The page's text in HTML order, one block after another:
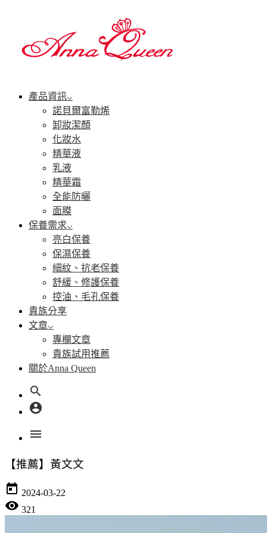
產品資訊
諾貝爾富勒烯
卸妝潔顏
化妝水
精華液
乳液
精華霜
全能防曬
面膜
保養需求
亮白保養
保濕保養
細紋、抗老保養
舒緩、修護保養
控油、毛孔保養
貴族分享
文章
專欄文章
貴族試用推薦
關於Anna Queen
search
account_circle
menu
【推薦】黃文文
today 2024-03-22
visibility 321